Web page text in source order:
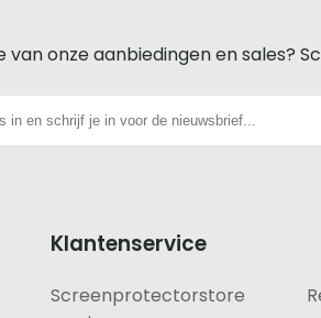
onze aanbiedingen en sales?
Klantenservice
Screenprotectorstore